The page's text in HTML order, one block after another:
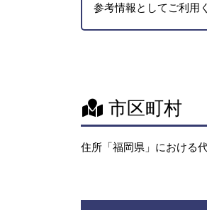
参考情報としてご利用
市区町村
住所「福岡県」における